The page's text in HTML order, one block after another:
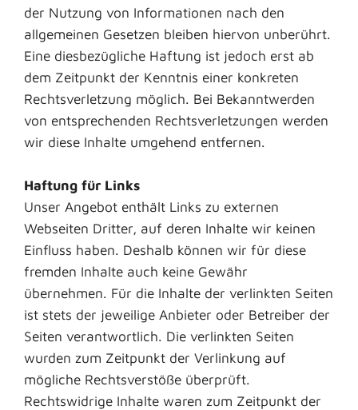
der Nutzung von Informationen nach den
allgemeinen Gesetzen bleiben hiervon unberührt.
Eine diesbezügliche Haftung ist jedoch erst ab
dem Zeitpunkt der Kenntnis einer konkreten
Rechtsverletzung möglich. Bei Bekanntwerden
von entsprechenden Rechtsverletzungen werden
wir diese Inhalte umgehend entfernen.
Haftung für Links
Unser Angebot enthält Links zu externen
Webseiten Dritter, auf deren Inhalte wir keinen
Einfluss haben. Deshalb können wir für diese
fremden Inhalte auch keine Gewähr
übernehmen. Für die Inhalte der verlinkten Seiten
ist stets der jeweilige Anbieter oder Betreiber der
Seiten verantwortlich. Die verlinkten Seiten
wurden zum Zeitpunkt der Verlinkung auf
mögliche Rechtsverstöße überprüft.
Rechtswidrige Inhalte waren zum Zeitpunkt der